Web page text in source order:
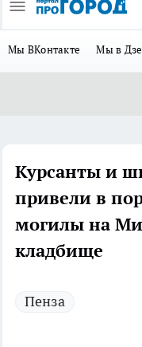
Мы ВКонтакте Мы в
Курсанты и
привели в
могилы на
кладбище
Пенза